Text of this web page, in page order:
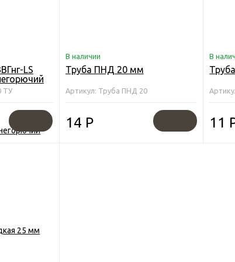
LS
ТУ
В наличии
Труба ПНД 20 мм
Артикул: Труба ПНД 20
14 Р
В
11